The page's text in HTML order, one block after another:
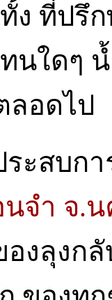
ง ที่ปรึ
นใดๆ
ลอดไป
ะสบก
นจำ จ.
งลุงก